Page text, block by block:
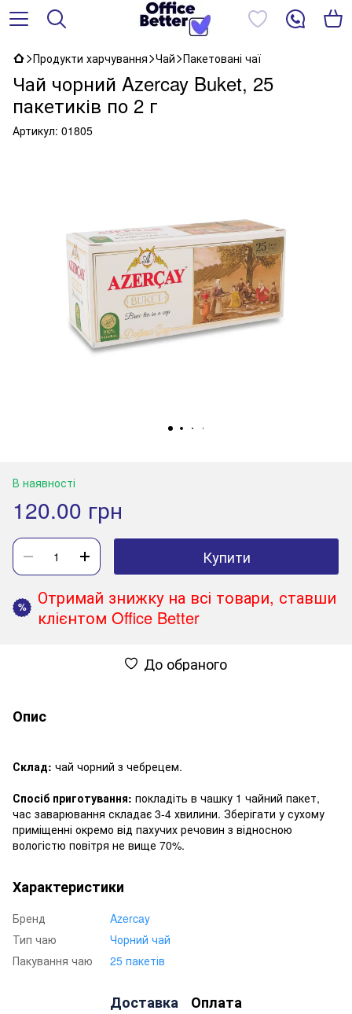
Продукти харчування Чай Пакетовані чаї
Чай чорний Azercay Buket, 25
пакетиків по 2 г
Артикул: 01805
В наявності
120.00 грн
Купити
%
Отримай знижку на всі товари, ставши
клієнтом Office Better
До обраного
Опис
Склад: чай чорний з чебрецем.
Спосіб приготування: покладіть в чашку 1 чайний пакет,
час заварювання складає 3-4 хвилини. Зберігати у сухому
приміщенні окремо від пахучих речовин з відносною
вологістю повітря не вище 70%.
Характеристики
Бренд
Azercay
Тип чаю
Чорний чай
Пакування чаю
25 пакетів
Доставка Оплата